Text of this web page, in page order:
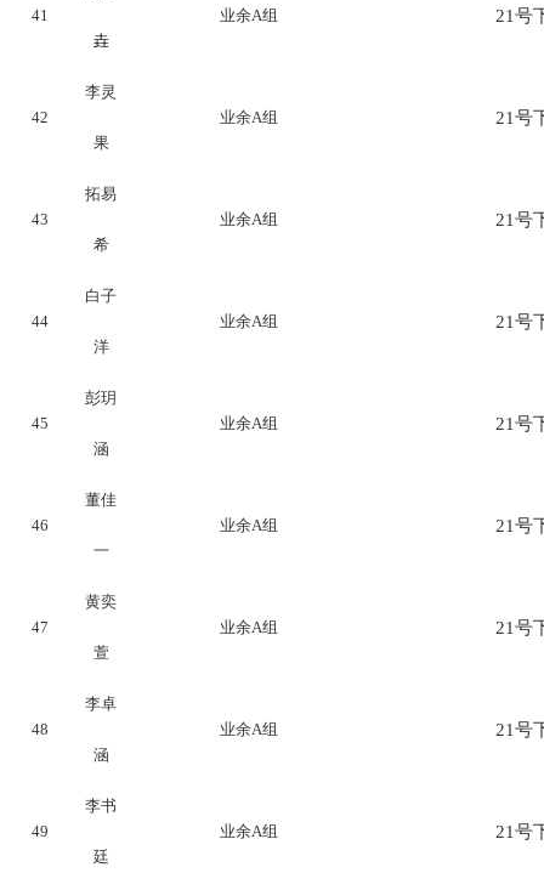
41
垚
业余A组 21号
42
李灵
果
业余A组 21号
43
拓易
希
业余A组 21号
44
白子
洋
业余A组 21号
45
彭玥
涵
业余A组 21号
46
董佳
一
业余A组 21号
47
黄奕
萱
业余A组 21号
48
李卓
涵
业余A组 21号
49
李书
廷
业余A组 21号